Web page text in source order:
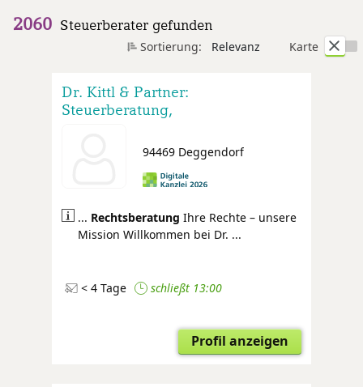
2060 Steuerberater gefunden
Sortierung: Relevanz Karte
Dr. Kittl & Partner:
Steuerberatung,
Rechtsberatung und
Unternehmensberatung
94469 Deggendorf
... Rechtsberatung Ihre Rechte – unsere
Mission Willkommen bei Dr. ...
< 4 Tage schließt 13:00
Profil anzeigen